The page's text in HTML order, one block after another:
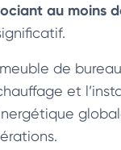
au moins
de
et